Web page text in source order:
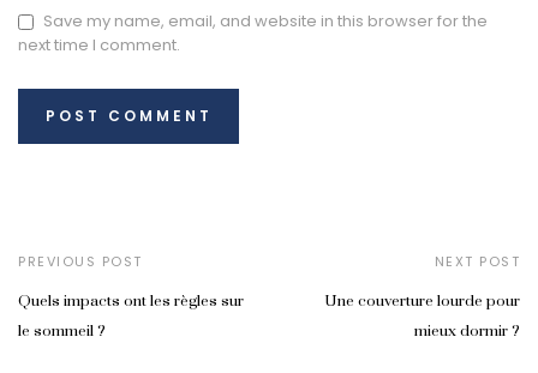
Save my name, email, and website in this browser for the
next time I comment.
PREVIOUS POST
Quels impacts ont les règles sur
le sommeil ?
NEXT POST
Une couverture lourde pour
mieux dormir ?